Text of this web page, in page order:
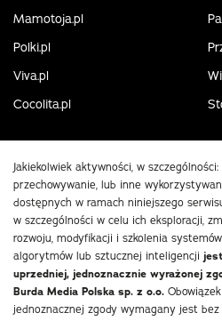
Mamotoja.pl
Polki.pl
Viva.pl
Cocolita.pl
Jakiekolwiek aktywności, w
przechowywanie, lub inne
dostępnych w ramach niniejszego
w szczególności w celu ich eksploracji,
rozwoju, modyfikacji i szkolenia
algorytmów lub sztucznej inteligencji
uprzedniej, jednoznacznie wyrażonej
Burda Media Polska sp. z o.o.
jednoznacznej zgody wymagany jest